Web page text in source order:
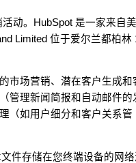
动。HubSpot 是一家来自
Limited 位于爱尔兰都柏林
市场营销、潜在客户生成和
管理新闻简报和自动邮件的
（如用户细分和客户关系管
件存储在您终端设备的网